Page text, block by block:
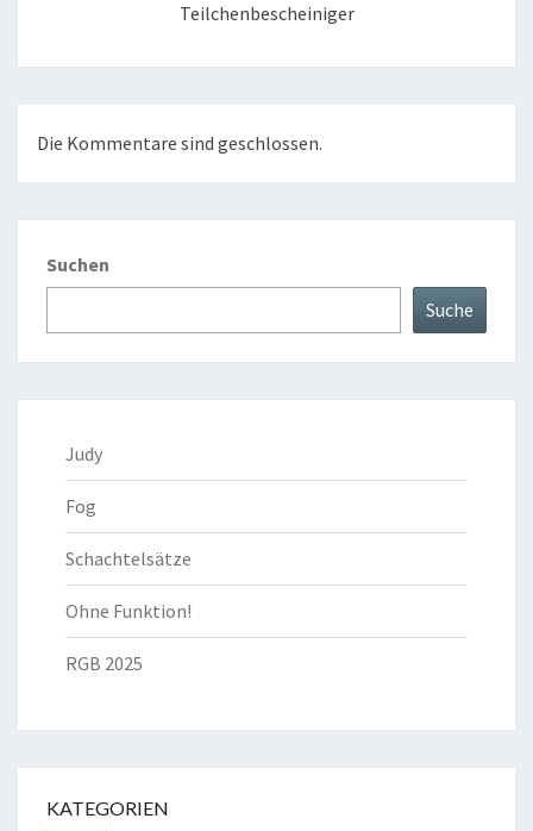
Teilchenbescheiniger
Die Kommentare sind geschlossen.
Suchen
Suche
Judy
Fog
Schachtelsätze
Ohne Funktion!
RGB 2025
KATEGORIEN